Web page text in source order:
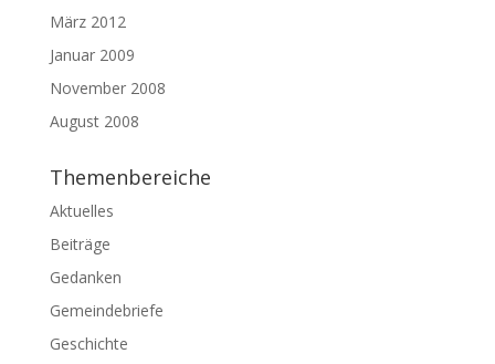
März 2012
Januar 2009
November 2008
August 2008
Themenbereiche
Aktuelles
Beiträge
Gedanken
Gemeindebriefe
Geschichte